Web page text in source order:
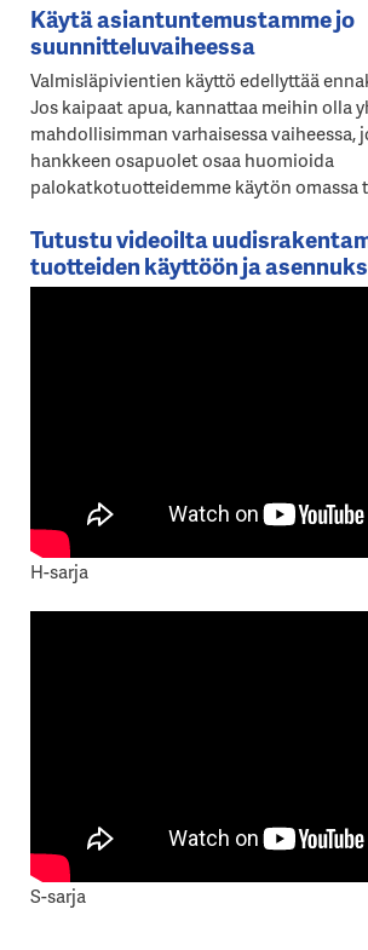
Käytä asiantuntemustamme jo
suunnitteluvaiheessa
Valmisläpivientien käyttö edellyttää
Jos kaipaat apua, kannattaa meihin olla
mahdollisimman varhaisessa vaiheessa,
hankkeen osapuolet osaa huomioida
palokatkotuotteidemme käytön omassa
Tutustu videoilta
tuotteiden käyttöön ja
H-sarja
S-sarja